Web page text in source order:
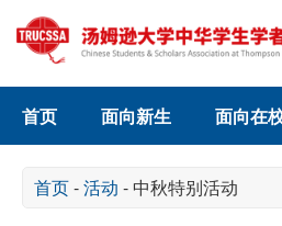
首页 面向新生 面向在
首页-活动 - 中秋特别活动